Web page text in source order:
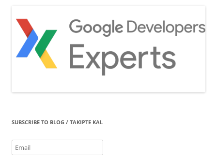
SUBSCRIBE TO BLOG / TAKIPTE KAL
Email